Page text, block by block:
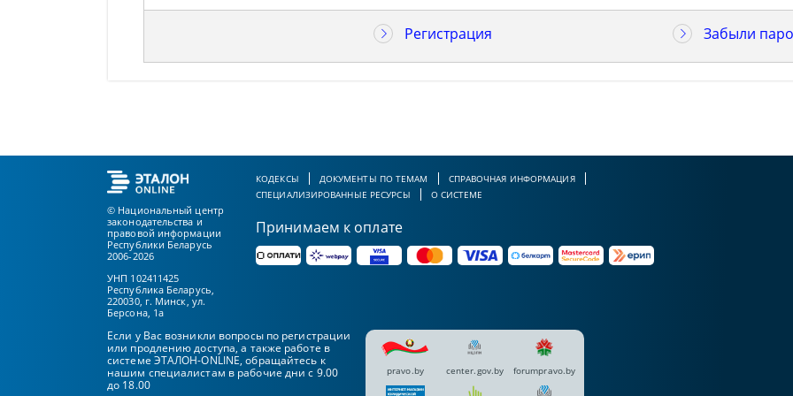
Регистрация Забыли
© Национальный центр
законодательства и
правовой информации
Республики Беларусь
2006-2026
УНП 102411425
Республика Беларусь,
220030, г. Минск, ул.
Берсона, 1а
КОДЕКСЫ ДОКУМЕНТЫ ПО ТЕМАМ
СПРАВОЧНАЯ ИНФОРМАЦИЯ
СПЕЦИАЛИЗИРОВАННЫЕ РЕСУРСЫ
О СИСТЕМЕ
Принимаем к оплате
Если у Вас возникли вопросы по регистрации
или продлению доступа, а также работе в
системе ЭТАЛОН-ONLINE, обращайтесь к
нашим специалистам в рабочие дни с 9.00
до 18.00
pravo.by center.gov.by forumpravo.by